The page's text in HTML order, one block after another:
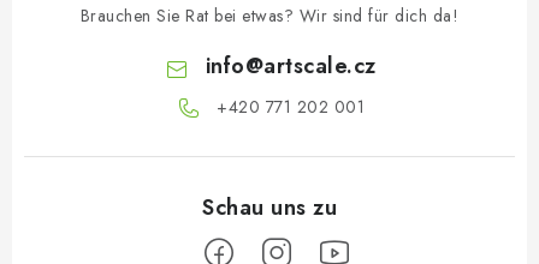
Brauchen Sie Rat bei etwas? Wir sind für dich da!
info@artscale.cz
+420 771 202 001​